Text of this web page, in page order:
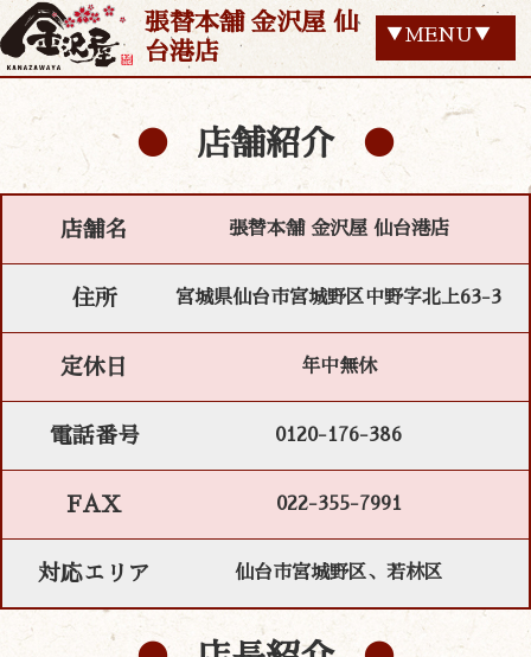
張替本舗 金沢屋 仙
台港店
▼MENU▼
店舗紹介
店舗名 張替本舗 金沢屋 仙台港店
住所 宮城県仙台市宮城野区中野字北上63-3
定休日 年中無休
電話番号 0120-176-386
FAX 022-355-7991
対応エリア 仙台市宮城野区、若林区